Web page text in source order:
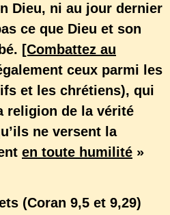
Dieu, ni au jour dernier
ce que Dieu et son
[Combattez au
ceux parmi les
et les chrétiens), qui
religion de la vérité
ne versent la
en toute humilité »
(Coran 9,5 et 9,29)